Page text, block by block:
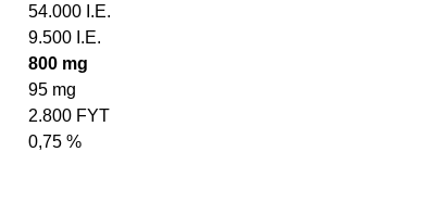
54.000 I.E.
9.500 I.E.
800 mg
95 mg
2.800 FYT
0,75 %